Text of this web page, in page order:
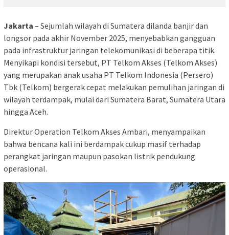
Jakarta – Sejumlah wilayah di Sumatera dilanda banjir dan
longsor pada akhir November 2025, menyebabkan gangguan
pada infrastruktur jaringan telekomunikasi di beberapa titik.
Menyikapi kondisi tersebut, PT Telkom Akses (Telkom Akses)
yang merupakan anak usaha PT Telkom Indonesia (Persero)
Tbk (Telkom) bergerak cepat melakukan pemulihan jaringan di
wilayah terdampak, mulai dari Sumatera Barat, Sumatera Utara
hingga Aceh.
Direktur Operation Telkom Akses Ambari, menyampaikan
bahwa bencana kali ini berdampak cukup masif terhadap
perangkat jaringan maupun pasokan listrik pendukung
operasional.